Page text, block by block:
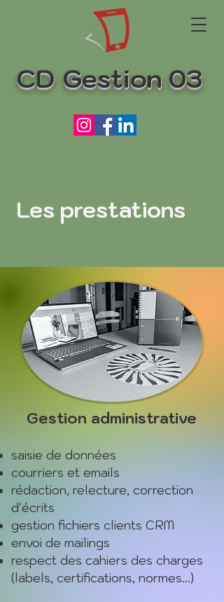
CD Gestion 03
Les prestations
Gestion administrative
saisie de données
courriers et emails
rédaction, relecture, correction
d'écrits
gestion fichiers clients CRM
envoi de mailings
respect des cahiers des charges
(labels, certifications, normes...)